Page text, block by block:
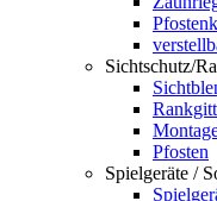
Sichtschutz/
Pfosten
Spielgeräte /